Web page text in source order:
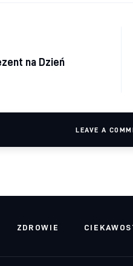
wpisu
na Dzień
LEAVE A
ZDROWIE